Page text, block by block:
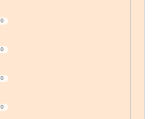
0
0
0
0